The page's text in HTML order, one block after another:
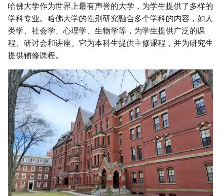
哈佛大学作为世界上最有声誉的大学，为学生提供了多样的
学科专业。哈佛大学的性别研究融合多个学科的内容，如人
类学、社会学、心理学、生物学等，为学生提供广泛的课
程、研讨会和讲座。它为本科生提供主修课程，并为研究生
提供辅修课程。